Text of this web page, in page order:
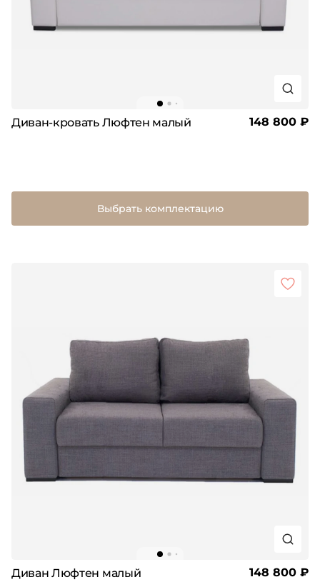
Диван-кровать Люфтен малый 148 800 ₽
Выбрать комплектацию
Диван Люфтен малый 148 800 ₽